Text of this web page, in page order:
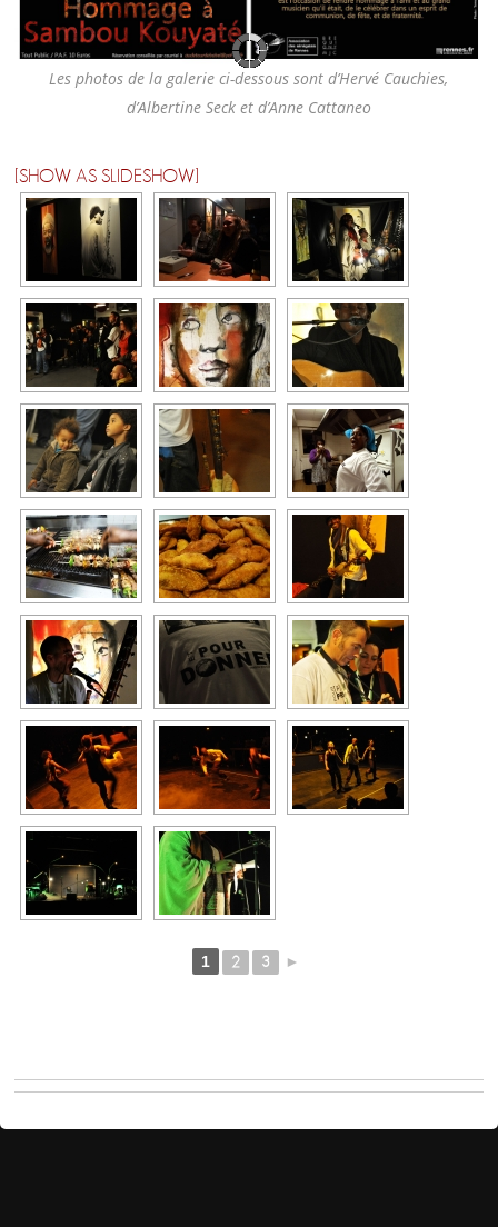
Les photos de la galerie ci-dessous sont d’Hervé Cauchies,
d’Albertine Seck et d’Anne Cattaneo
[SHOW AS SLIDESHOW]
1 2 3 ►